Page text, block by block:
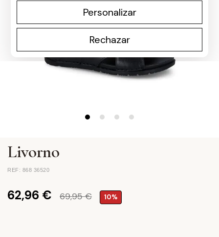
Rechazar
Personalizar
Livorno
REF: 868 36520
62,96 € 69,95 € 10%